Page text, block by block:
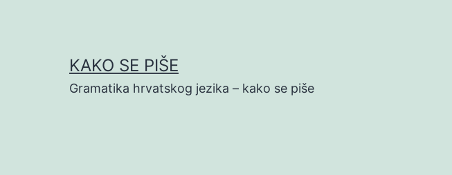
KAKO SE PIŠE
Gramatika hrvatskog jezika – kako se piše